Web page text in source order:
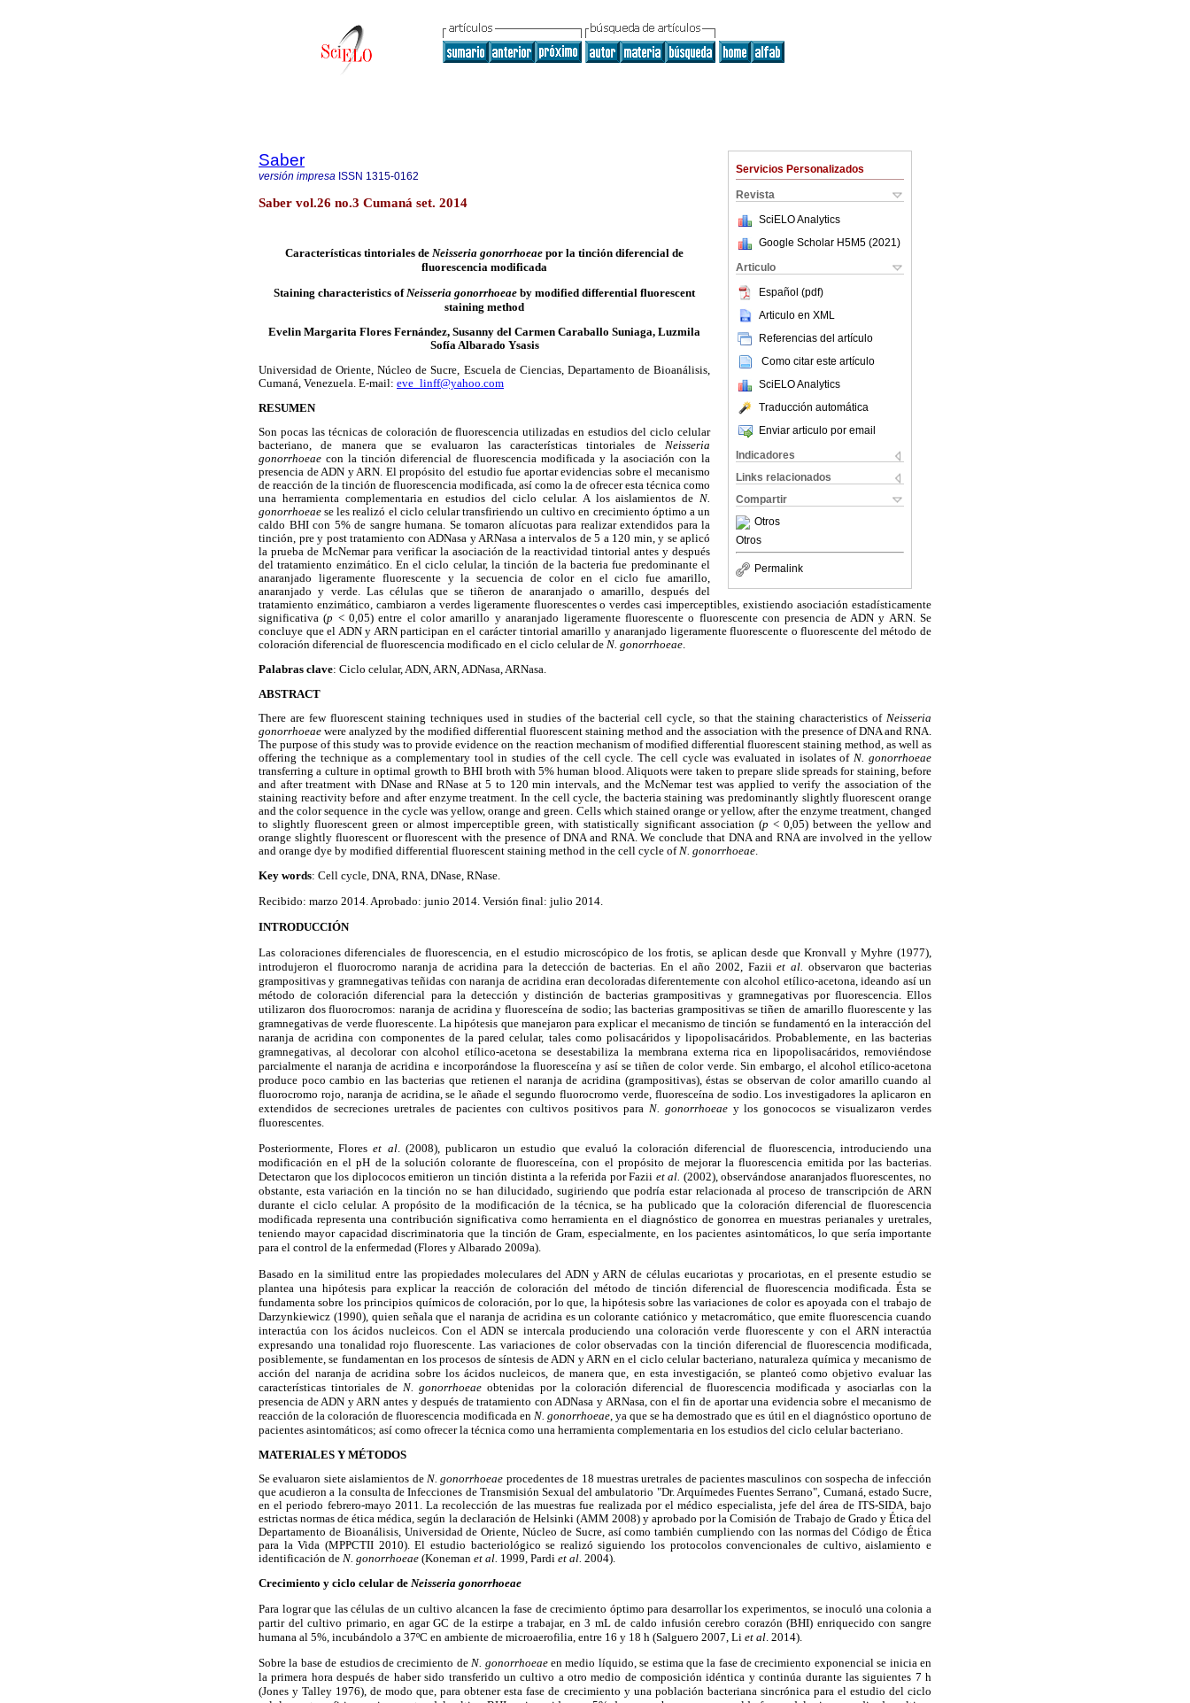
Servicios Personalizados
Revista
SciELO Analytics
Google Scholar H5M5 (2021 )
Articulo
Español (pdf)
Articulo en XML
Referencias del artículo
Como citar este artículo
SciELO Analytics
Traducción automática
Enviar articulo por email
Indicadores
Links relacionados
Compartir
Otros
Otros
Permalink
Saber
versión impresa ISSN 1315-0162
Saber vol.26 no.3 Cumaná set. 2014
Características tintoriales de Neisseria gonorrhoeae por la tinción diferencial de
fluorescencia modificada
Staining characteristics ofNeisseria gonorrhoeae by modified differential fluorescent
staining method
Evelin Margarita Flores Fernández, Susanny del Carmen Caraballo Suniaga, Luzmila
Sofía Albarado Ysasis
Universidad de Oriente, Núcleo de Sucre, Escuela de Ciencias, Departamento de Bioanálisis,
Cumaná, Venezuela. E-mail: eve_linff@yahoo.com
RESUMEN
Son pocas las técnicas de coloración de fluorescencia utilizadas en estudios del ciclo celular
bacteriano, de manera que se evaluaron las características tintoriales de Neisseria
gonorrhoeaecon la tinción diferencial de fluorescencia modificada y la asociación con la
presencia de ADN y ARN. El propósito del estudio fue aportar evidencias sobre el mecanismo
de reacción de la tinción de fluorescencia modificada, así como la de ofrecer esta técnica como
una herramienta complementaria en estudios del ciclo celular. A los aislamientos de N.
gonorrhoeaese les realizó el ciclo celular transfiriendo un cultivo en crecimiento óptimo a un
caldo BHI con 5% de sangre humana. Se tomaron alícuotas para realizar extendidos para la
tinción, pre y post tratamiento con ADNasa y ARNasa a intervalos de 5 a 120 min, y se aplicó
la prueba de McNemar para verificar la asociación de la reactividad tintorial antes y después
del tratamiento enzimático. En el ciclo celular, la tinción de la bacteria fue predominante el
anaranjado ligeramente fluorescente y la secuencia de color en el ciclo fue amarillo,
anaranjado y verde. Las células que se tiñeron de anaranjado o amarillo, después del
tratamiento enzimático, cambiaron a verdes ligeramente fluorescentes o verdes casi imperceptibles, existiendo asociación estadísticamente
significativa (p < 0,05) entre el color amarillo y anaranjado ligeramente fluorescente o fluorescente con presencia de ADN y ARN. Se
concluye que el ADN y ARN participan en el carácter tintorial amarillo y anaranjado ligeramente fluorescente o fluorescente del método de
coloración diferencial de fluorescencia modificado en el ciclo celular de N. gonorrhoeae.
Palabras clave: Ciclo celular, ADN, ARN, ADNasa, ARNasa.
ABSTRACT
There are few fluorescent staining techniques used in studies of the bacterial cell cycle, so that the staining characteristics of Neisseria
gonorrhoeae were analyzed by the modified differential fluorescent staining method and the association with the presence of DNA and RNA.
The purpose of this study was to provide evidence on the reaction mechanism of modified differential fluorescent staining method, as well as
offering the technique as a complementary tool in studies of the cell cycle. The cell cycle was evaluated in isolates ofN. gonorrhoeae
transferring a culture in optimal growth to BHI broth with 5% human blood. Aliquots were taken to prepare slide spreads for staining, before
and after treatment with DNase and RNase at 5 to 120 min intervals, and the McNemar test was applied to verify the association of the
staining reactivity before and after enzyme treatment. In the cell cycle, the bacteria staining was predominantly slightly fluorescent orange
and the color sequence in the cycle was yellow, orange and green. Cells which stained orange or yellow, after the enzyme treatment, changed
to slightly fluorescent green or almost imperceptible green, with statistically significant association (p < 0,05) between the yellow and
orange slightly fluorescent or fluorescent with the presence of DNA and RNA. We conclude that DNA and RNA are involved in the yellow
and orange dye by modified differential fluorescent staining method in the cell cycle ofN. gonorrhoeae.
Key words: Cell cycle, DNA, RNA, DNase, RNase.
Recibido: marzo 2014. Aprobado: junio 2014. Versión final: julio 2014.
INTRODUCCIÓN
Las coloraciones diferenciales de fluorescencia, en el estudio microscópico de los frotis, se aplican desde que Kronvall y Myhre (1977),
introdujeron el fluorocromo naranja de acridina para la detección de bacterias. En el año 2002, Faziiet al. observaron que bacterias
grampositivas y gramnegativas teñidas con naranja de acridina eran decoloradas diferentemente con alcohol etílico-acetona, ideando así un
método de coloración diferencial para la detección y distinción de bacterias grampositivas y gramnegativas por fluorescencia. Ellos
utilizaron dos fluorocromos: naranja de acridina y fluoresceína de sodio; las bacterias grampositivas se tiñen de amarillo fluorescente y las
gramnegativas de verde fluorescente. La hipótesis que manejaron para explicar el mecanismo de tinción se fundamentó en la interacción del
naranja de acridina con componentes de la pared celular, tales como polisacáridos y lipopolisacáridos. Probablemente, en las bacterias
gramnegativas, al decolorar con alcohol etílico-acetona se desestabiliza la membrana externa rica en lipopolisacáridos, removiéndose
parcialmente el naranja de acridina e incorporándose la fluoresceína y así se tiñen de color verde. Sin embargo, el alcohol etílico-acetona
produce poco cambio en las bacterias que retienen el naranja de acridina (grampositivas), éstas se observan de color amarillo cuando al
fluorocromo rojo, naranja de acridina, se le añade el segundo fluorocromo verde, fluoresceína de sodio. Los investigadores la aplicaron en
extendidos de secreciones uretrales de pacientes con cultivos positivos para N. gonorrhoeae y los gonococos se visualizaron verdes
fluorescentes.
Posteriormente, Floreset al. (2008), publicaron un estudio que evaluó la coloración diferencial de fluorescencia, introduciendo una
modificación en el pH de la solución colorante de fluoresceína, con el propósito de mejorar la fluorescencia emitida por las bacterias.
Detectaron que los diplococos emitieron un tinción distinta a la referida por Fazii et al. (2002), observándose anaranjados fluorescentes, no
obstante, esta variación en la tinción no se han dilucidado, sugiriendo que podría estar relacionada al proceso de transcripción de ARN
durante el ciclo celular. A propósito de la modificación de la técnica, se ha publicado que la coloración diferencial de fluorescencia
modificada representa una contribución significativa como herramienta en el diagnóstico de gonorrea en muestras perianales y uretrales,
teniendo mayor capacidad discriminatoria que la tinción de Gram, especialmente, en los pacientes asintomáticos, lo que sería importante
para el control de la enfermedad (Flores y Albarado 2009a).
Basado en la similitud entre las propiedades moleculares del ADN y ARN de células eucariotas y procariotas, en el presente estudio se
plantea una hipótesis para explicar la reacción de coloración del método de tinción diferencial de fluorescencia modificada. Ésta se
fundamenta sobre los principios químicos de coloración, por lo que, la hipótesis sobre las variaciones de color es apoyada con el trabajo de
Darzynkiewicz (1990), quien señala que el naranja de acridina es un colorante catiónico y metacromático, que emite fluorescencia cuando
interactúa con los ácidos nucleicos. Con el ADN se intercala produciendo una coloración verde fluorescente y con el ARN interactúa
expresando una tonalidad rojo fluorescente. Las variaciones de color observadas con la tinción diferencial de fluorescencia modificada,
posiblemente, se fundamentan en los procesos de síntesis de ADN y ARN en el ciclo celular bacteriano, naturaleza química y mecanismo de
acción del naranja de acridina sobre los ácidos nucleicos, de manera que, en esta investigación, se planteó como objetivo evaluar las
características tintoriales de N. gonorrhoeaeobtenidas por la coloración diferencial de fluorescencia modificada y asociarlas con la
presencia de ADN y ARN antes y después de tratamiento con ADNasa y ARNasa, con el fin de aportar una evidencia sobre el mecanismo de
reacción de la coloración de fluorescencia modificada en N. gonorrhoeae, ya que se ha demostrado que es útil en el diagnóstico oportuno de
pacientes asintomáticos; así como ofrecer la técnica como una herramienta complementaria en los estudios del ciclo celular bacteriano.
MATERIALES Y MÉTODOS
Se evaluaron siete aislamientos de N. gonorrhoeae procedentes de 18 muestras uretrales de pacientes masculinos con sospecha de infección
que acudieron a la consulta de Infecciones de Transmisión Sexual del ambulatorio "Dr. Arquímedes Fuentes Serrano", Cumaná, estado Sucre,
en el periodo febrero-mayo 2011. La recolección de las muestras fue realizada por el médico especialista, jefe del área de ITS-SIDA, bajo
estrictas normas de ética médica, según la declaración de Helsinki (AMM 2008) y aprobado por la Comisión de Trabajo de Grado y Ética del
Departamento de Bioanálisis, Universidad de Oriente, Núcleo de Sucre, así como también cumpliendo con las normas del Código de Ética
para la Vida (MPPCTII 2010). El estudio bacteriológico se realizó siguiendo los protocolos convencionales de cultivo, aislamiento e
identificación de N. gonorrhoeae (Koneman et al. 1999, Pardi et al. 2004).
Crecimiento y ciclo celular de Neisseria gonorrhoeae
Para lograr que las células de un cultivo alcancen la fase de crecimiento óptimo para desarrollar los experimentos, se inoculó una colonia a
partir del cultivo primario, en agar GC de la estirpe a trabajar, en 3 mL de caldo infusión cerebro corazón (BHI) enriquecido con sangre
humana al 5%, incubándolo a 37ºC en ambiente de microaerofilia, entre 16 y 18 h (Salguero 2007, Li et al. 2014).
Sobre la base de estudios de crecimiento deN. gonorrhoeae en medio líquido, se estima que la fase de crecimiento exponencial se inicia en
la primera hora después de haber sido transferido un cultivo a otro medio de composición idéntica y continúa durante las siguientes 7 h
(Jones y Talley 1976), de modo que, para obtener esta fase de crecimiento y una población bacteriana sincrónica para el estudio del ciclo